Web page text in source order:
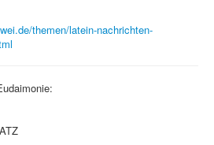
themen/latein-nachrichten-